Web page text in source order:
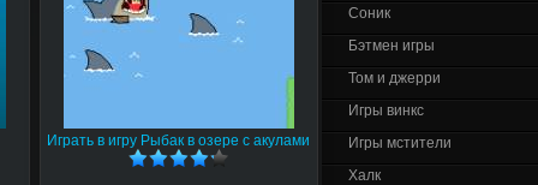
Играть в игру Рыбак в озере с акулами
Соник
Бэтмен игры
Том и джерри
Игры винкс
Игры мстители
Халк